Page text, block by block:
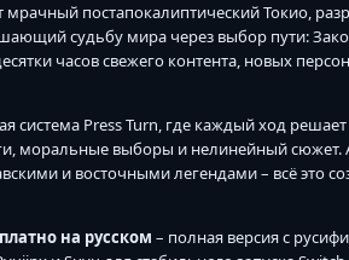
мрачный постапокалиптический Токио,
судьбу мира через выбор пути:
часов свежего контента, новых
система Press Turn, где каждый ход
моральные выборы и нелинейный сюжет.
и восточными легендами – всё это
на русском – полная версия с